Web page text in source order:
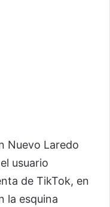
Nuevo Laredo
usuario
de TikTok, en
la esquina